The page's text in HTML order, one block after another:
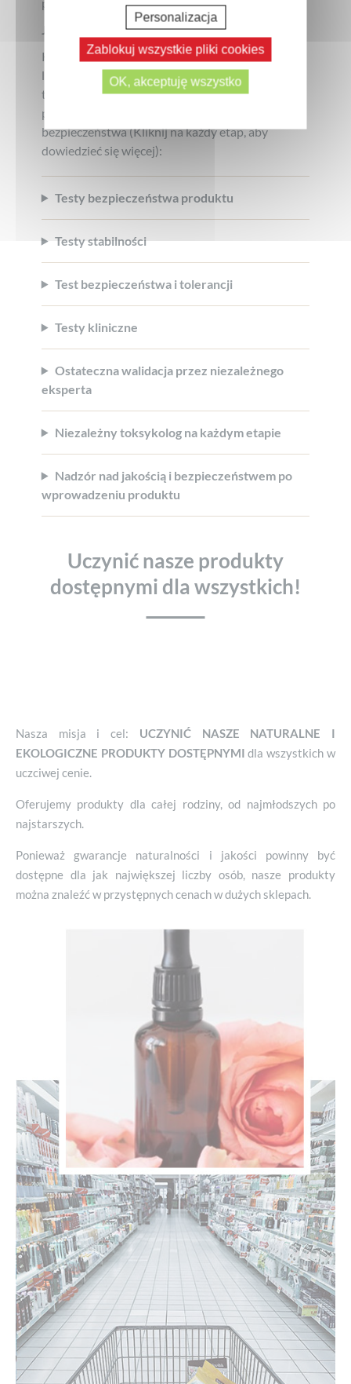
Jak gwarantujemy bezpieczeństwo?
Każda formuła jest testowana przez niezależne
laboratoria, aby zagwarantować jej skuteczność i
tolerancję. Żaden produkt nie trafia na rynek bez
przejścia wszystkich kluczowych etapów
bezpieczeństwa (Kliknij na każdy etap, aby
dowiedzieć się więcej):
Testy bezpieczeństwa produktu
Testy stabilności
Test bezpieczeństwa i tolerancji
Testy kliniczne
Ostateczna walidacja przez niezależnego
eksperta
Niezależny toksykolog na każdym etapie
Nadzór nad jakością i bezpieczeństwem po
wprowadzeniu produktu
Uczynić nasze produkty
dostępnymi dla wszystkich!
Nasza misja i cel: UCZYNIĆ NASZE NATURALNE I
EKOLOGICZNE PRODUKTY DOSTĘPNYMI dla wszystkich w
uczciwej cenie.
Oferujemy produkty dla całej rodziny, od najmłodszych po
najstarszych.
Ponieważ gwarancje naturalności i jakości powinny być
dostępne dla jak największej liczby osób, nasze produkty
można znaleźć w przystępnych cenach w dużych sklepach.
Personalizacja
Zablokuj wszystkie pliki cookies
OK, akceptuję wszystko